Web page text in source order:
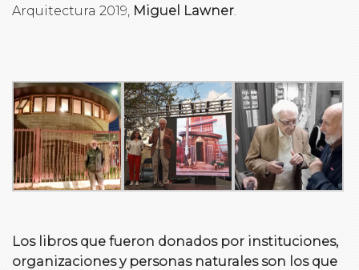
Arquitectura 2019, Miguel Lawner.
Los libros que fueron donados por instituciones,
organizaciones y personas naturales son los que